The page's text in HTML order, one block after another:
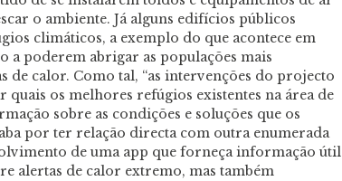
o ambiente. Já alguns edifícios públicos
climáticos, a exemplo do que acontece em
a poderem abrigar as populações mais
de calor. Como tal, “as intervenções do projecto
os melhores refúgios existentes na área de
sobre as condições e soluções que os
por ter relação directa com outra enumerada
de uma app que forneça informação útil
alertas de calor extremo, mas também